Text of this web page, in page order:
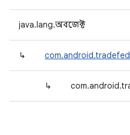
java.lang.অবজেক্ট
↳
↳